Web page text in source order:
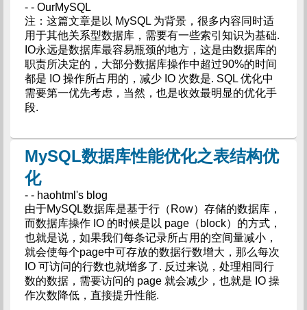
- - OurMySQL
注：这篇文章是以 MySQL 为背景，很多内容同时适
用于其他关系型数据库，需要有一些索引知识为基础.
IO永远是数据库最容易瓶颈的地方，这是由数据库的
职责所决定的，大部分数据库操作中超过90%的时间
都是 IO 操作所占用的，减少 IO 次数是. SQL 优化中
需要第一优先考虑，当然，也是收效最明显的优化手
段.
MySQL数据库性能优化之表结构优
化
- - haohtml's blog
由于MySQL数据库是基于行（Row）存储的数据库，
而数据库操作 IO 的时候是以 page（block）的方式，
也就是说，如果我们每条记录所占用的空间量减小，
就会使每个page中可存放的数据行数增大，那么每次
IO 可访问的行数也就增多了. 反过来说，处理相同行
数的数据，需要访问的 page 就会减少，也就是 IO 操
作次数降低，直接提升性能.